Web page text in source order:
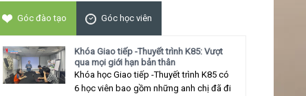
Góc đào tạo Góc học viên
Khóa Giao tiếp -Thuyết trình K85: Vượt
qua mọi giới hạn bản thân
Khóa học Giao tiếp -Thuyết trình K85 có
6 học viên bao gồm những anh chị đã đi